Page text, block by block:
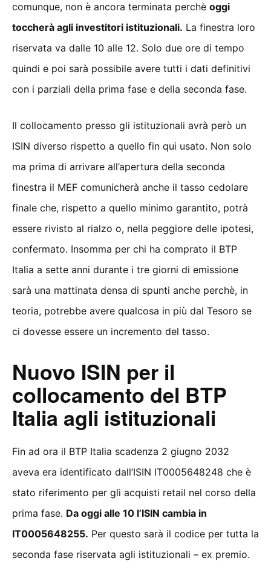
comunque, non è ancora terminata perchè oggi
toccherà agli investitori istituzionali. La finestra loro
riservata va dalle 10 alle 12. Solo due ore di tempo
quindi e poi sarà possibile avere tutti i dati definitivi
con i parziali della prima fase e della seconda fase.
Il collocamento presso gli istituzionali avrà però un
ISIN diverso rispetto a quello fin qui usato. Non solo
ma prima di arrivare all’apertura della seconda
finestra il MEF comunicherà anche il tasso cedolare
finale che, rispetto a quello minimo garantito, potrà
essere rivisto al rialzo o, nella peggiore delle ipotesi,
confermato. Insomma per chi ha comprato il BTP
Italia a sette anni durante i tre giorni di emissione
sarà una mattinata densa di spunti anche perchè, in
teoria, potrebbe avere qualcosa in più dal Tesoro se
ci dovesse essere un incremento del tasso.
Nuovo ISIN per il
collocamento del BTP
Italia agli istituzionali
Fin ad ora il BTP Italia scadenza 2 giugno 2032
aveva era identificato dall’ISIN IT0005648248 che è
stato riferimento per gli acquisti retail nel corso della
prima fase. Da oggi alle 10 l’ISIN cambia in
IT0005648255. Per questo sarà il codice per tutta la
seconda fase riservata agli istituzionali – ex premio.